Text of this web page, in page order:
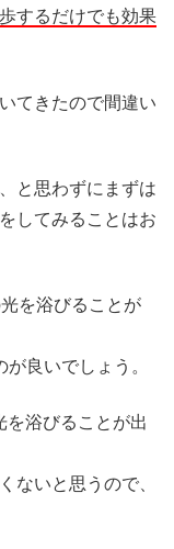
するだけでも効果
てきたので間違い
と思わずにまずは
してみることはお
を浴びることが
良いでしょう。
を浴びることが出
ないと思うので、